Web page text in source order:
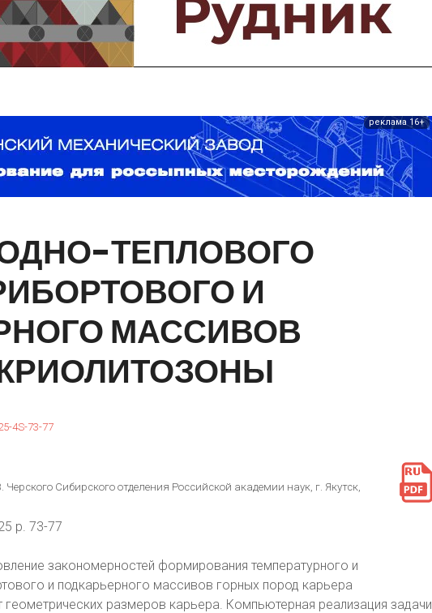
Предприятия и компании
Интервью
Выставки, Конференции
реклама 16+
ТЕПЛОВОГО
И
МАССИВОВ
4S-73-77
Сибирского отделения Российской академии наук, г. Якутск,
p. 73-77
закономерностей формирования температурного и
и подкарьерного массивов горных пород карьера
геометрических размеров карьера. Компьютерная реализация задачи